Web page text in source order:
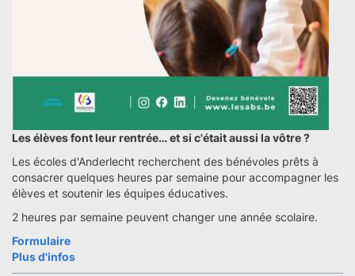
Les élèves font leur rentrée… et si c'était aussi la vôtre ?
Les écoles d'Anderlecht recherchent des bénévoles prêts à
consacrer quelques heures par semaine pour accompagner les
élèves et soutenir les équipes éducatives.
2 heures par semaine peuvent changer une année scolaire.
Formulaire
Plus d'infos